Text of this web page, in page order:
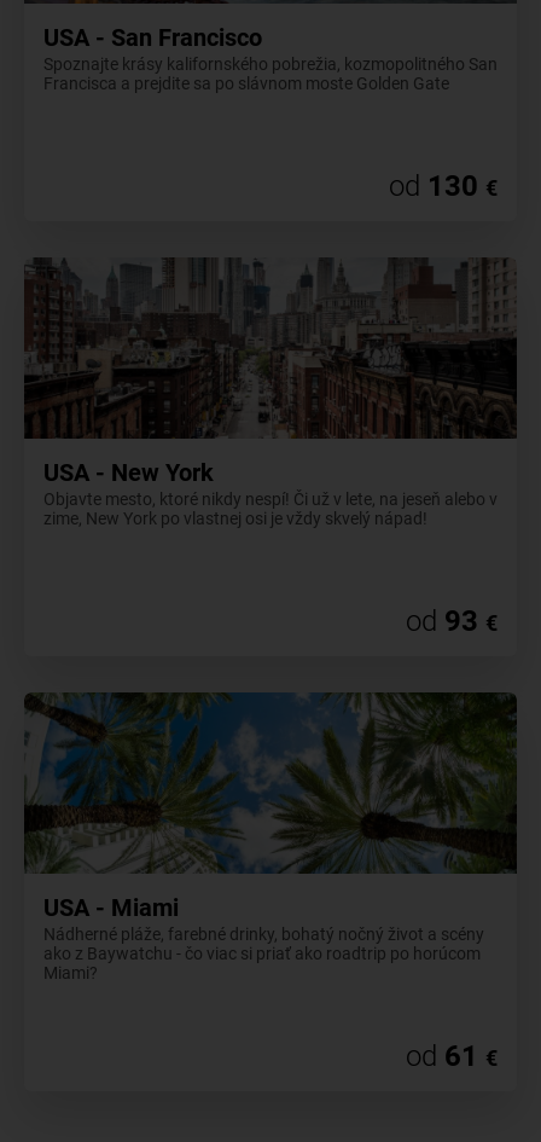
USA - San Francisco
Spoznajte krásy kalifornského pobrežia, kozmopolitného San
Francisca a prejdite sa po slávnom moste Golden Gate
od 130 €
USA - New York
Objavte mesto, ktoré nikdy nespí! Či už v lete, na jeseň alebo v
zime, New York po vlastnej osi je vždy skvelý nápad!
od 93 €
USA - Miami
Nádherné pláže, farebné drinky, bohatý nočný život a scény
ako z Baywatchu - čo viac si priať ako roadtrip po horúcom
Miami?
od 61 €